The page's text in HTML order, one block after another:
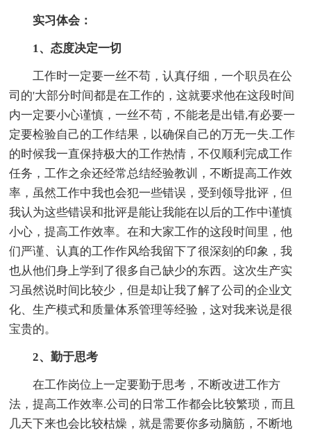
实习体会：
1、态度决定一切
工作时一定要一丝不苟，认真仔细，一个职员在公
司的'大部分时间都是在工作的，这就要求他在这段时间
内一定要小心谨慎，一丝不苟，不能老是出错,有必要一
定要检验自己的工作结果，以确保自己的万无一失.工作
的时候我一直保持极大的工作热情，不仅顺利完成工作
任务，工作之余还经常总结经验教训，不断提高工作效
率，虽然工作中我也会犯一些错误，受到领导批评，但
我认为这些错误和批评是能让我能在以后的工作中谨慎
小心，提高工作效率。在和大家工作的这段时间里，他
们严谨、认真的工作作风给我留下了很深刻的印象，我
也从他们身上学到了很多自己缺少的东西。这次生产实
习虽然说时间比较少，但是却让我了解了公司的企业文
化、生产模式和质量体系管理等经验，这对我来说是很
宝贵的。
2、勤于思考
在工作岗位上一定要勤于思考，不断改进工作方
法，提高工作效率.公司的日常工作都会比较繁琐，而且
几天下来也会比较枯燥，就是需要你多动脑筋，不断地